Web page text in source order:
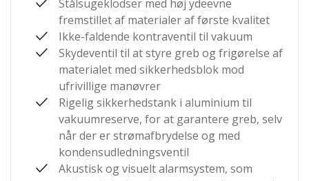
Stålsugeklodser med høj ydeevne
fremstillet af materialer af første kvalitet
Ikke-faldende kontraventil til vakuum
Skydeventil til at styre greb og frigørelse af
materialet med sikkerhedsblok mod
ufrivillige manøvrer
Rigelig sikkerhedstank i aluminium til
vakuumreserve, for at garantere greb, selv
når der er strømafbrydelse og med
kondensudledningsventil
Akustisk og visuelt alarmsystem, som